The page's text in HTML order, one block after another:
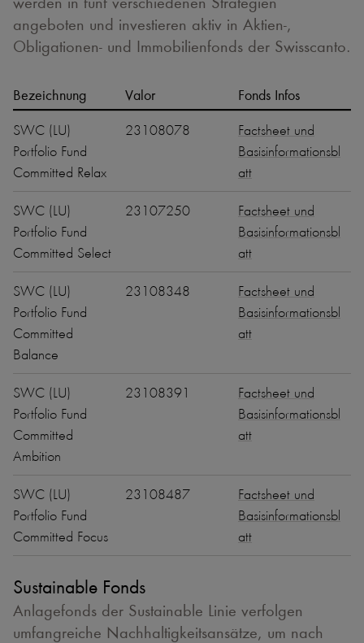
angeboten und investieren aktiv in Aktien-,
Obligationen- und Immobilienfonds der Swisscanto.
Bezeichnung Valor Fonds Infos
SWC (LU)
Portfolio Fund
Committed Relax
23108078
Factsheet und
Basisinformationsbl
att
SWC (LU)
Portfolio Fund
Committed Select
23107250
Factsheet und
Basisinformationsbl
att
SWC (LU)
Portfolio Fund
Committed
Balance
23108348
Factsheet und
Basisinformationsbl
att
SWC (LU)
Portfolio Fund
Committed
Ambition
23108391
Factsheet und
Basisinformationsbl
att
SWC (LU)
Portfolio Fund
Committed Focus
23108487
Factsheet und
Basisinformationsbl
att
Sustainable Fonds
Anlagefonds der Sustainable Linie verfolgen
umfangreiche Nachhaltigkeitsansätze, um nach